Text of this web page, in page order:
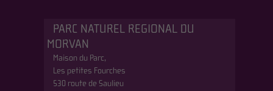
PARC NATUREL REGIONAL DU
MORVAN
Maison du Parc,
Les petites Fourches
530 route de Saulieu